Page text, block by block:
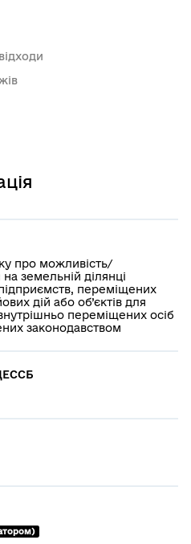
про можливість/
земельній ділянці
переміщених
дій або об’єктів для
переміщених осіб
законодавством